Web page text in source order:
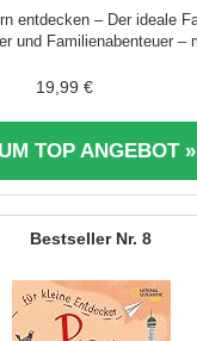
entdecken – Der ideale
und Familienabenteuer –
19,99 €
TOP ANGEBOT »
8